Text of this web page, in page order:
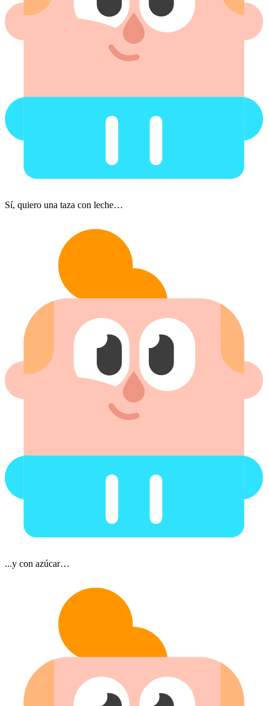
Sí, quiero una taza con leche…
...y con azúcar…